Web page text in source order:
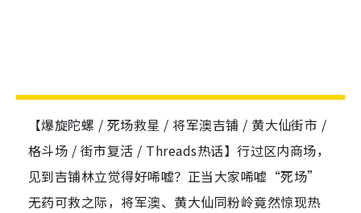
【爆旋陀螺 / 死场救星 / 将军澳吉铺 / 黄大仙街市 /
格斗场 / 街市复活 / Threads热话】行过区内商场，
见到吉铺林立觉得好唏嘘？正当大家唏嘘“死场”
无药可救之际，将军澳、黄大仙同粉岭竟然惊现热